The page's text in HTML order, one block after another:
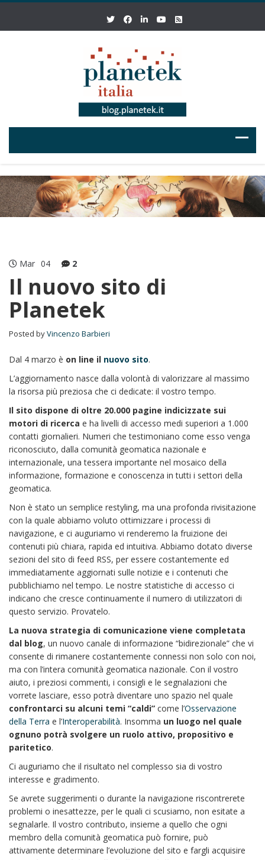
Mar 04 2
Il nuovo sito di
Planetek
Posted byVincenzo Barbieri
Dal 4 marzo è on line il nuovo sito.
L’aggiornamento nasce dalla volontà di valorizzare al massimo
la risorsa più preziosa che ci dedicate: il vostro tempo.
Il sito dispone di oltre 20.000 pagine indicizzate sui
motori di ricerca e ha livelli di accesso medi superiori a 1.000
contatti giornalieri. Numeri che testimoniano come esso venga
riconosciuto, dalla comunità geomatica nazionale e
internazionale, una tessera importante nel mosaico della
informazione, formazione e conoscenza in tutti i settori della
geomatica.
Non è stato un semplice restyling, ma una profonda rivisitazione
con la quale abbiamo voluto ottimizzare i processi di
navigazione, e ci auguriamo vi renderemo la fruizione dei
contenuti più chiara, rapida ed intuitiva. Abbiamo dotato diverse
sezioni del sito di feed RSS, per essere costantemente ed
immediatamente aggiornati sulle notizie e i contenuti che
pubblichiamo nel tempo. Le nostre statistiche di accesso ci
indicano che cresce continuamente il numero di utilizzatori di
questo servizio. Provatelo.
La nuova strategia di comunicazione viene completata
dal blog, un nuovo canale di informazione “bidirezionale” che vi
consente di rimanere costantemente connessi non solo con noi,
ma con l’intera comunità geomatica nazionale. Con il vostro
aiuto, i preziosi commenti, i consigli e le segnalazioni che
vorrete lasciare, esso potrà diventare uno spazio nel quale
confrontarci su alcuni temi “caldi” come l’Osservazione
della Terra e l’Interoperabilità. Insomma un luogo nel quale
ognuno potrà svolgere un ruolo attivo, propositivo e
paritetico.
Ci auguriamo che il risultato nel complesso sia di vostro
interesse e gradimento.
Se avrete suggerimenti o durante la navigazione riscontrerete
problemi o inesattezze, per le quali ci scusiamo, non esitate a
segnalarle. Il vostro contributo, insieme a quello che ogni
membro della comunità geomatica può fornire, può
attivamente determinare l’evoluzione del sito e fargli acquisire